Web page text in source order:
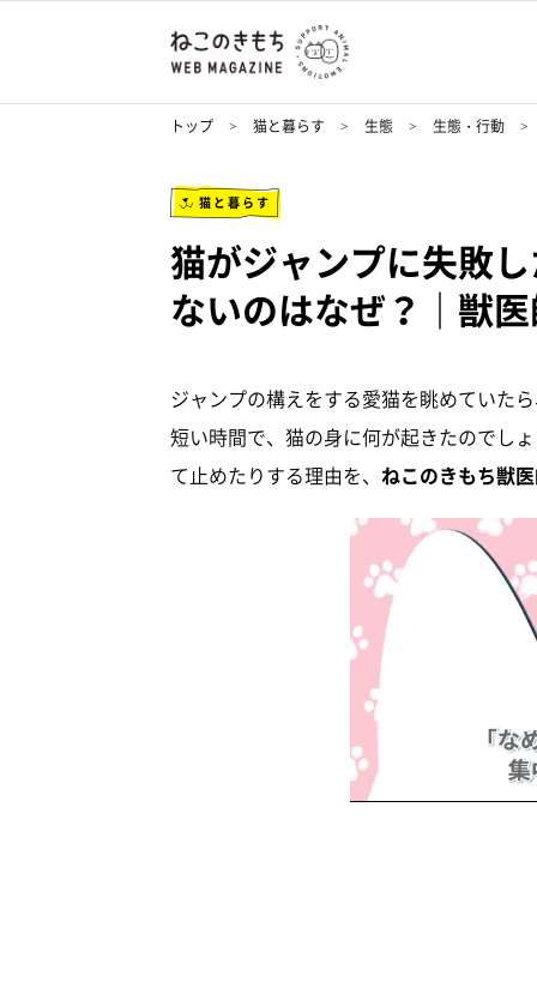
トップ 猫と暮らす 生態 生態・行動
猫と暮らす
猫がジャンプに失敗
ないのはなぜ？｜獣
ジャンプの構えをする愛猫を眺めていた
短い時間で、猫の身に何が起きたのでし
て止めたりする理由を、 ねこのきもち獣